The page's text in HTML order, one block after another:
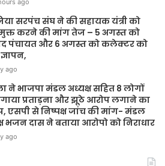
ago
सरपंच संघ ने की सहायक यंत्री को
करने की मांग तेज – 5 अगस्त को
पंचायत और 6 अगस्त को कलेक्टर को
ago
ने भाजपा मंडल अध्यक्ष सहित 8 लोगों
प्रताड़ना और झूठे आरोप लगाने का
एसपी से निष्पक्ष जांच की मांग- मंडल
भजन दास ने बताया आरोपो को निराधार
ago